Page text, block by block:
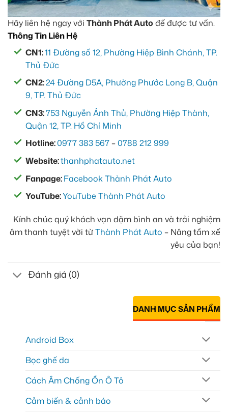
Hãy liên hệ ngay với Thành Phát Auto để được tư vấn.
Thông Tin Liên Hệ
CN1:11 Đường số 12, Phường Hiệp Bình Chánh, TP.
Thủ Đức
CN2:24 Đường D5A, Phường Phước Long B, Quận
9, TP. Thủ Đức
CN3:753 Nguyễn Ảnh Thủ, Phường Hiệp Thành,
Quận 12, TP. Hồ Chí Minh
Hotline:0977 383 567 –0788 212 999
Website:thanhphatauto.net
Fanpage:Facebook Thành Phát Auto
YouTube:YouTube Thành Phát Auto
Kính chúc quý khách vạn dặm bình an và trải nghiệm
âm thanh tuyệt vời từThành Phát Auto – Nâng tầm xế
yêu của bạn!
Đánh giá (0)
DANH MỤC SẢN PHẨM
Android Box
Bọc ghế da
Cách Âm Chống Ồn Ô Tô
Cảm biến & cảnh báo